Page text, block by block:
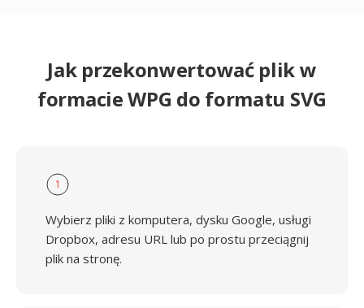
Jak przekonwertować plik w
formacie WPG do formatu SVG
1
Wybierz pliki z komputera, dysku Google, usługi
Dropbox, adresu URL lub po prostu przeciągnij
plik na stronę.